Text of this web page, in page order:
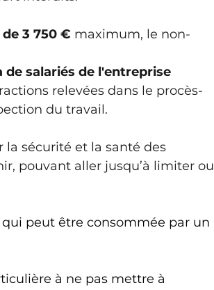
3 750 € maximum, le non-
salariés de l'entreprise
relevées dans le procès-
du travail.
la sécurité et la santé des
pouvant aller jusqu’à limiter ou
peut être consommée par un
à ne pas mettre à